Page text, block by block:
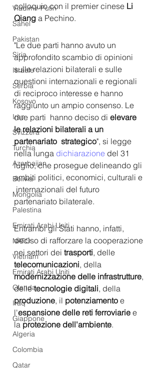
Vladimir Putin
Sahel
Pakistan
Siria
Israele
Serbia
Kosovo
Iran
Svizzera
Turchia
Azerbaijan
Bolivia
Mongolia
Palestina
Emirati Arabi Uniti
NATO
Vietnam
Emirati Arabi Uniti
Olanda
Iraq
Giappone
Algeria
Colombia
Qatar
colloquio con il premier cinese Li
Qiang a Pechino.
"Le due parti hanno avuto un
approfondito scambio di opinioni
sulle relazioni bilaterali e sulle
questioni internazionali e regionali
di reciproco interesse e hanno
raggiunto un ampio consenso. Le
due parti  hanno deciso di elevare
le relazioni bilaterali a un
partenariato  strategico", si legge
nella lunga dichiarazione del 31
luglio, che prosegue delineando gli
ambiti politici, economici, culturali e
internazionali del futuro
partenariato bilaterale.
Entrambi gli Stati hanno, infatti,
deciso di rafforzare la cooperazione
nei settori dei trasporti, delle
telecomunicazioni, della
modernizzazione delle infrastrutture,
delle tecnologie digitali, della
produzione, il potenziamento e
l'espansione delle reti ferroviarie e
la protezione dell'ambiente.